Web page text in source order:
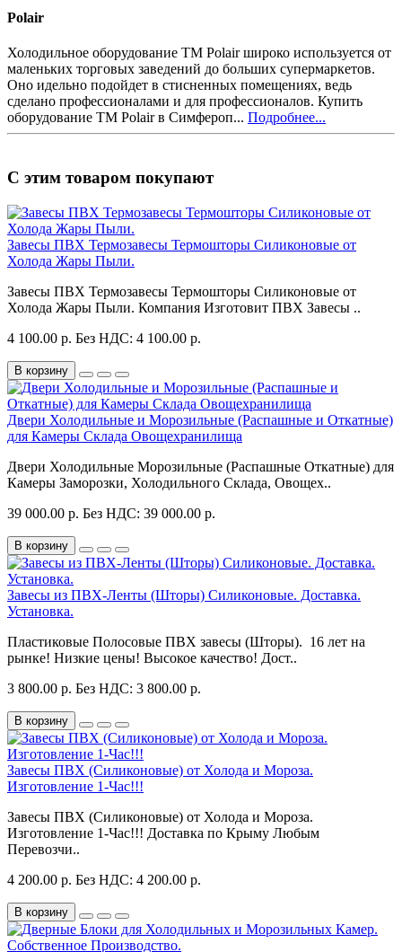
Polair
Холодильное оборудование ТМ Polair широко используется от
маленьких торговых заведений до больших супермаркетов.
Оно идельно подойдет в стисненных помещениях, ведь
сделано профессионалами и для профессионалов. Купить
оборудование ТМ Polair в Симфероп... Подробнее...
С этим товаром покупают
Завесы ПВХ Термозавесы Термошторы Силиконовые от
Холода Жары Пыли.
Завесы ПВХ Термозавесы Термошторы Силиконовые от
Холода Жары Пыли. Компания Изготовит ПВХ Зaвeсы ..
4 100.00 р. Без НДС: 4 100.00 р.
В корзину
Двери Холодильные и Морозильные (Распашные и Откатные)
для Камеры Склада Овощехранилища
Двери Холодильные Морозильные (Распашные Откатные) для
Камеры Заморозки, Холодильного Склада, Овощех..
39 000.00 р. Без НДС: 39 000.00 р.
В корзину
Завесы из ПВХ-Ленты (Шторы) Силиконовые. Доставка.
Установка.
Пластиковые Полосовые ПВХ завесы (Шторы). 16 лет на
рынке! Низкие цены! Высокое качество! Дост..
3 800.00 р. Без НДС: 3 800.00 р.
В корзину
Завесы ПВХ (Силиконовые) от Холода и Мороза.
Изготовление 1-Час!!!
Завесы ПВХ (Силиконовые) от Холода и Мороза.
Изготовление 1-Час!!! Доставка по Крыму Любым
Перевозчи..
4 200.00 р. Без НДС: 4 200.00 р.
В корзину